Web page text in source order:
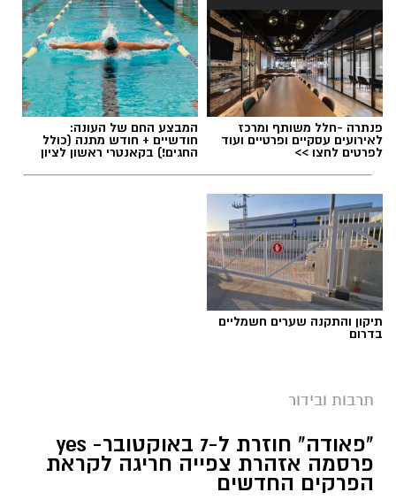
פנתרה -חלל משותף ומרכז
לאירועים עסקיים ופרטיים ועוד
לפרטים לחצו >>
המבצע החם של העונה:
חודשיים + חודש מתנה (כולל
החגים!) בקאנטרי ראשון לציון
תיקון והתקנה שערים חשמליים
בדרום
תרבות ובידור
"פאודה" חוזרת ל-7 באוקטובר- yes
פרסמה אזהרת צפייה חריגה לקראת
הפרקים החדשים